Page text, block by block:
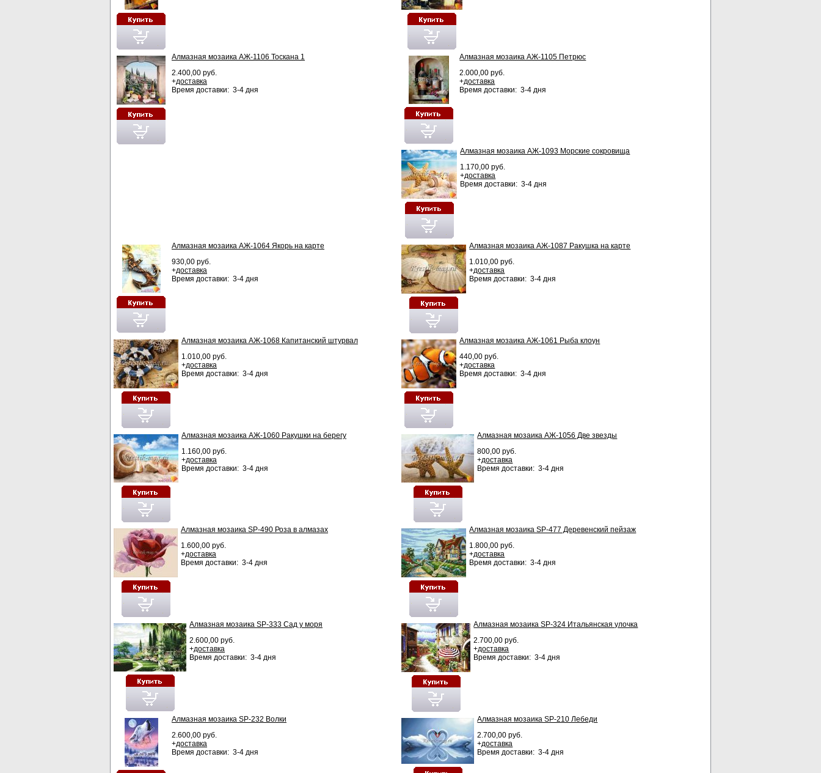
Алмазная мозаика АЖ-1106 Тоскана 1
2.400,00 руб.
+доставка
Время доставки: 3-4 дня
Алмазная мозаика АЖ-1105 Петрюс
2.000,00 руб.
+доставка
Время доставки: 3-4 дня
Алмазная мозаика АЖ-1093 Морские сокровища
1.170,00 руб.
+доставка
Время доставки: 3-4 дня
Алмазная мозаика АЖ-1064 Якорь на карте
930,00 руб.
+доставка
Время доставки: 3-4 дня
Алмазная мозаика АЖ-1087 Ракушка на карте
1.010,00 руб.
+доставка
Время доставки: 3-4 дня
Алмазная мозаика АЖ-1068 Капитанский штурвал
1.010,00 руб.
+доставка
Время доставки: 3-4 дня
Алмазная мозаика АЖ-1061 Рыба клоун
440,00 руб.
+доставка
Время доставки: 3-4 дня
Алмазная мозаика АЖ-1060 Ракушки на берегу
1.160,00 руб.
+доставка
Время доставки: 3-4 дня
Алмазная мозаика АЖ-1056 Две звезды
800,00 руб.
+доставка
Время доставки: 3-4 дня
Алмазная мозаика SP-490 Роза в алмазах
1.600,00 руб.
+доставка
Время доставки: 3-4 дня
Алмазная мозаика SP-477 Деревенский пейзаж
1.800,00 руб.
+доставка
Время доставки: 3-4 дня
Алмазная мозаика SP-333 Сад у моря
2.600,00 руб.
+доставка
Время доставки: 3-4 дня
Алмазная мозаика SP-324 Итальянская улочка
2.700,00 руб.
+доставка
Время доставки: 3-4 дня
Алмазная мозаика SP-232 Волки
2.600,00 руб.
+доставка
Время доставки: 3-4 дня
Алмазная мозаика SP-210 Лебеди
2.700,00 руб.
+доставка
Время доставки: 3-4 дня